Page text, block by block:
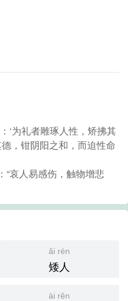
‘为礼者雕琢人性，矫拂其
，钳阴阳之和，而迫性命
“哀人易感伤，触物增悲
ǎi rén
矮人
ài rěn